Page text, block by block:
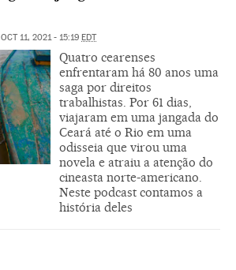
OCT 11, 2021 - 15:19 EDT
Quatro cearenses
enfrentaram há 80 anos uma
saga por direitos
trabalhistas. Por 61 dias,
viajaram em uma jangada do
Ceará até o Rio em uma
odisseia que virou uma
novela e atraiu a atenção do
cineasta norte-americano.
Neste podcast contamos a
história deles